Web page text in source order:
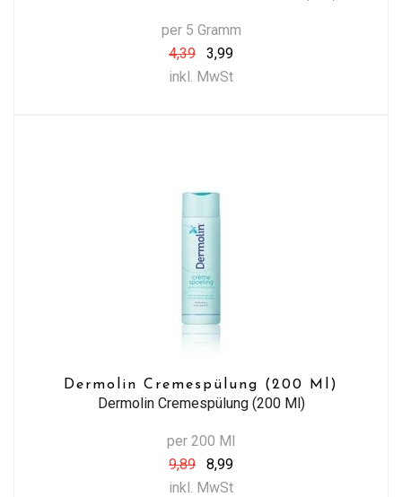
per 5 Gramm
4,39
3,99
inkl. MwSt
Dermolin Cremespülung (200 Ml)
Dermolin Cremespülung (200 Ml)
per 200 Ml
9,89
8,99
inkl. MwSt